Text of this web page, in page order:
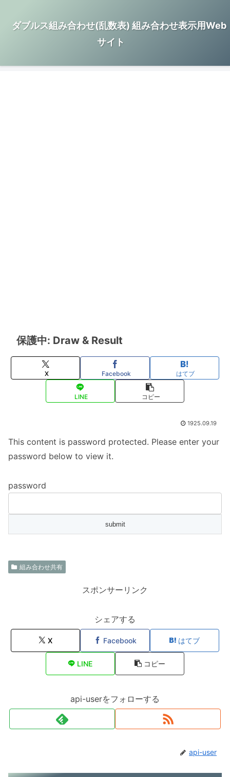
ダブルス組み合わせ(乱数表) 組み合わせ表示用Web
サイト
保護中: Draw & Result
X Facebook はてブ
LINE コピー
1925.09.19
This content is password protected. Please enter your
password below to view it.
password
組み合わせ共有
スポンサーリンク
シェアする
X Facebook はてブ
LINE コピー
api-userをフォローする
api-user